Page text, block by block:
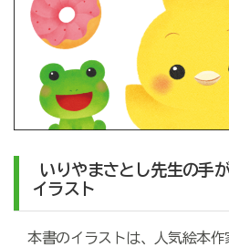
いりやまさとし先生の手
イラスト
本書のイラストは、人気絵本作